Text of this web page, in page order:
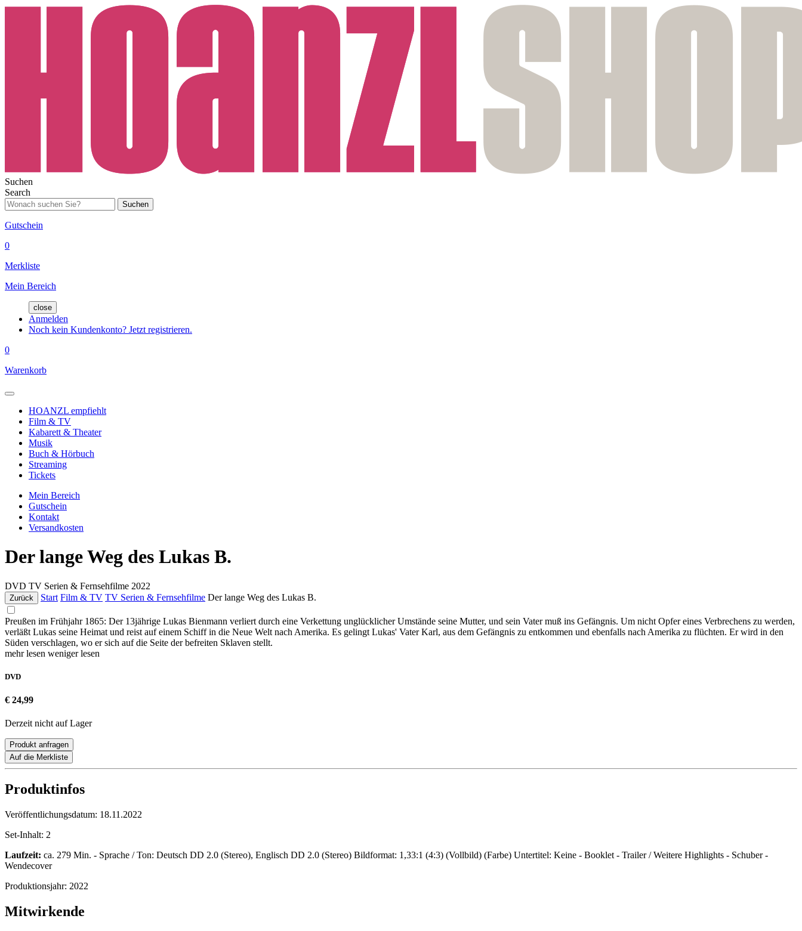
Suchen
Search
Suchen
Gutschein
0
Merkliste
Mein Bereich
close
Anmelden
Noch kein Kundenkonto? Jetzt registrieren.
0
Warenkorb
HOANZL empfiehlt
Film & TV
Kabarett & Theater
Musik
Buch & Hörbuch
Streaming
Tickets
Mein Bereich
Gutschein
Kontakt
Versandkosten
Der lange Weg des Lukas B.
DVD TV Serien & Fernsehfilme 2022
Zurück Start Film & TV TV Serien & Fernsehfilme Der lange Weg des Lukas B.
Preußen im Frühjahr 1865: Der 13jährige Lukas Bienmann verliert durch eine Verkettung unglücklicher Umstände seine Mutter, und sein Vater muß ins Gefängnis. Um nicht Opfer eines Verbrechens zu werden,
verläßt Lukas seine Heimat und reist auf einem Schiff in die Neue Welt nach Amerika. Es gelingt Lukas' Vater Karl, aus dem Gefängnis zu entkommen und ebenfalls nach Amerika zu flüchten. Er wird in den
Süden verschlagen, wo er sich auf die Seite der befreiten Sklaven stellt.
mehr lesen weniger lesen
DVD
€ 24,99
Derzeit nicht auf Lager
Produkt anfragen
Auf die Merkliste
Produktinfos
Veröffentlichungsdatum: 18.11.2022
Set-Inhalt: 2
Laufzeit: ca. 279 Min. - Sprache / Ton: Deutsch DD 2.0 (Stereo), Englisch DD 2.0 (Stereo) Bildformat: 1,33:1 (4:3) (Vollbild) (Farbe) Untertitel: Keine - Booklet - Trailer / Weitere Highlights - Schuber -
Wendecover
Produktionsjahr: 2022
Mitwirkende